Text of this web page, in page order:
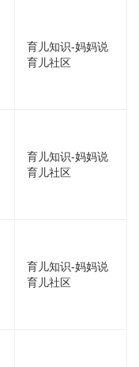
育儿知识-妈妈说
育儿社区
育儿知识-妈妈说
育儿社区
育儿知识-妈妈说
育儿社区